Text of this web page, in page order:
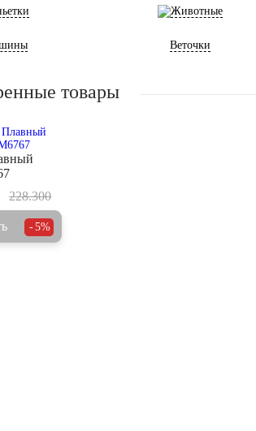
Животные
Веточки
товары
228.300
5%